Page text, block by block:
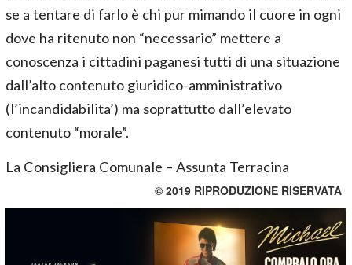
se a tentare di farlo è chi pur mimando il cuore in ogni
dove ha ritenuto non “necessario” mettere a
conoscenza i cittadini paganesi tutti di una situazione
dall’alto contenuto giuridico-amministrativo
(l’incandidabilita’) ma soprattutto dall’elevato
contenuto “morale”.
La Consigliera Comunale – Assunta Terracina
© 2019 RIPRODUZIONE RISERVATA